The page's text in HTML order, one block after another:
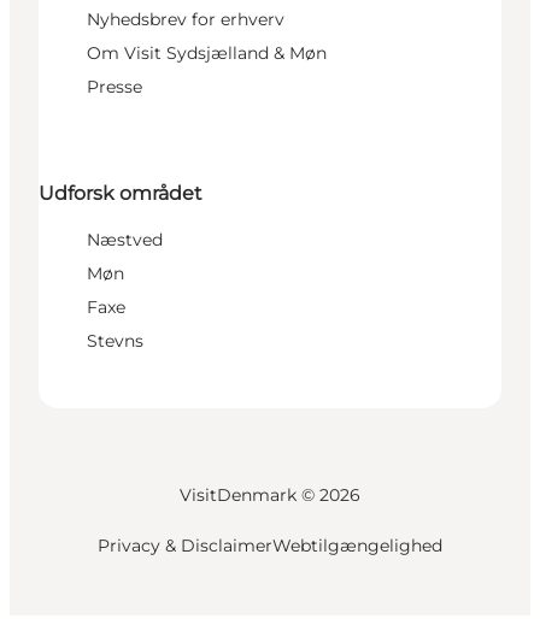
Nyhedsbrev for erhverv
Om Visit Sydsjælland & Møn
Presse
Udforsk området
Næstved
Møn
Faxe
Stevns
VisitDenmark © 2026
Privacy & DisclaimerWebtilgængelighed